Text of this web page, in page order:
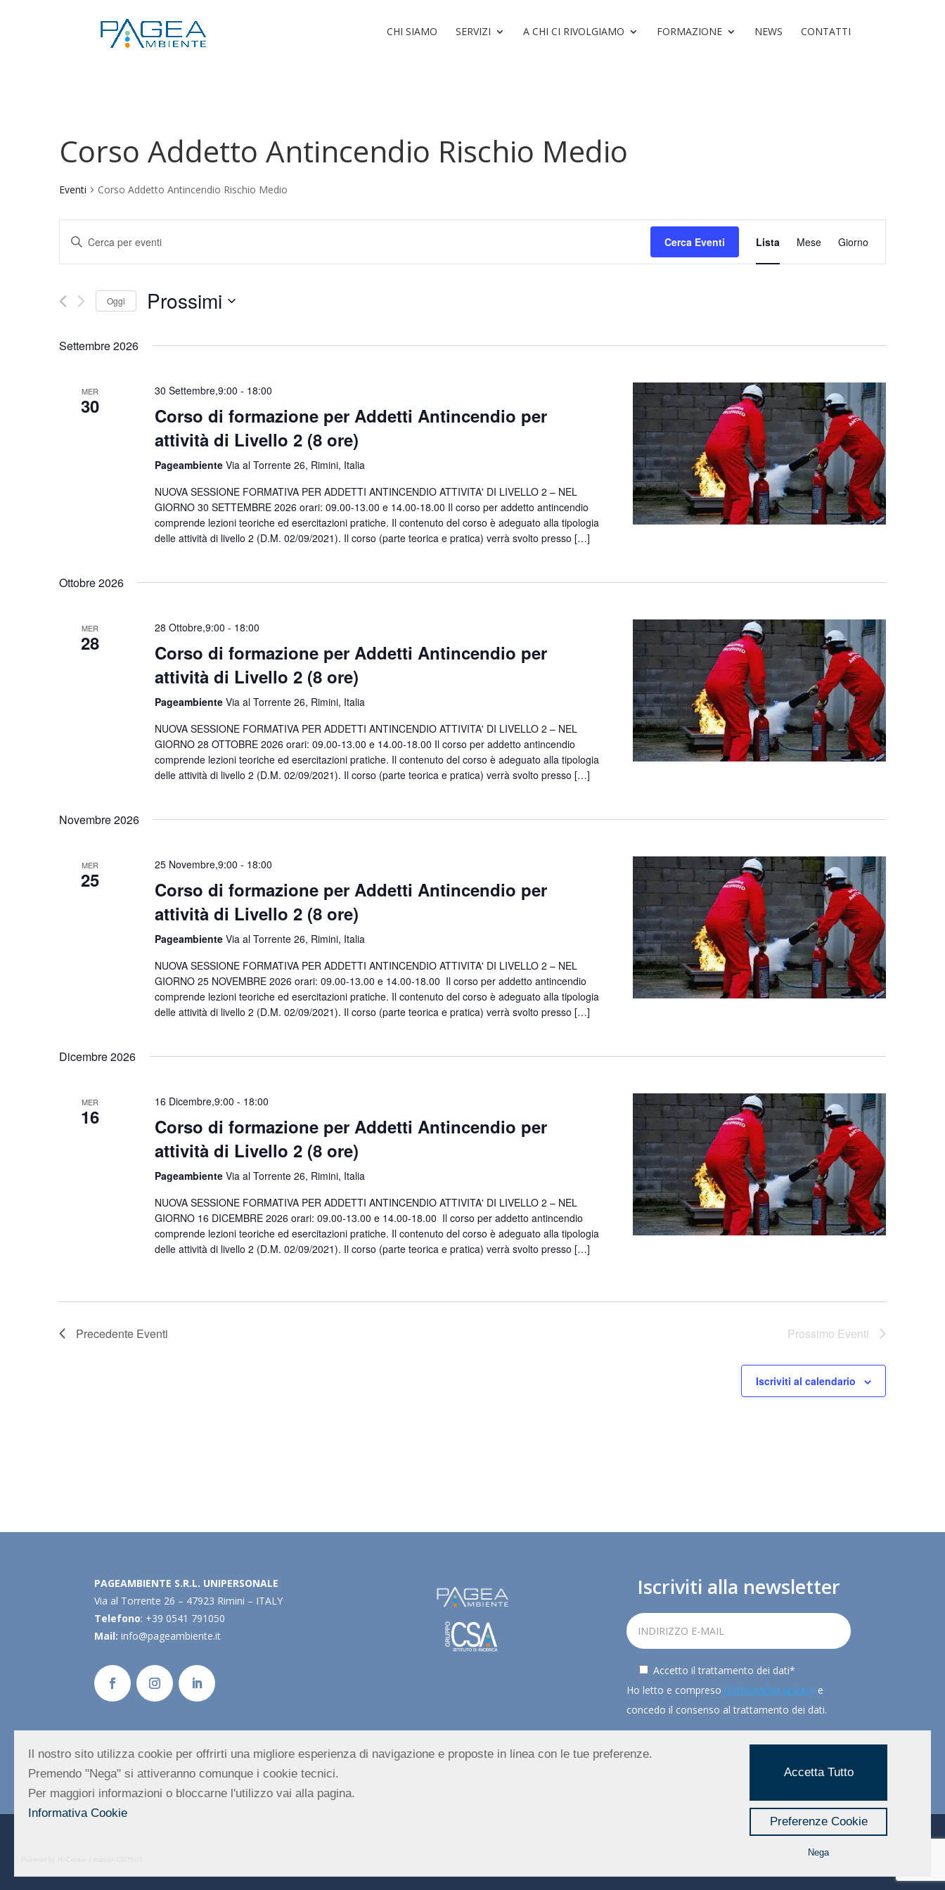
CHI SIAMO SERVIZI A CHI CI RIVOLGIAMO FORMAZIONE NEWS CONTATTI
Corso Addetto Antincendio Rischio Medio
Eventi Corso Addetto Antincendio Rischio Medio
Eventi
Ricerca
e
viste
Navigazione
Inserisci
Cerca
Parola
Cerca Eventi
Evento
Viste
Navigazione
Lista Mese Giorno
Oggi Prossimi
la
Settembre 2026
MER
30
30 Settembre,9:00 - 18:00
Corso di formazione per Addetti Antincendio per
attività di Livello 2 (8 ore)
Pageambiente Via al Torrente 26, Rimini, Italia
NUOVA SESSIONE FORMATIVA PER ADDETTI ANTINCENDIO ATTIVITA' DI LIVELLO 2 – NEL
GIORNO 30 SETTEMBRE 2026 orari: 09.00-13.00 e 14.00-18.00 Il corso per addetto antincendio
comprende lezioni teoriche ed esercitazioni pratiche. Il contenuto del corso è adeguato alla tipologia
delle attività di livello 2 (D.M. 02/09/2021). Il corso (parte teorica e pratica) verrà svolto presso […]
Ottobre 2026
MER
28
28 Ottobre,9:00 - 18:00
Corso di formazione per Addetti Antincendio per
attività di Livello 2 (8 ore)
Pageambiente Via al Torrente 26, Rimini, Italia
NUOVA SESSIONE FORMATIVA PER ADDETTI ANTINCENDIO ATTIVITA' DI LIVELLO 2 – NEL
GIORNO 28 OTTOBRE 2026 orari: 09.00-13.00 e 14.00-18.00 Il corso per addetto antincendio
comprende lezioni teoriche ed esercitazioni pratiche. Il contenuto del corso è adeguato alla tipologia
delle attività di livello 2 (D.M. 02/09/2021). Il corso (parte teorica e pratica) verrà svolto presso […]
Novembre 2026
MER
25
25 Novembre,9:00 - 18:00
Corso di formazione per Addetti Antincendio per
attività di Livello 2 (8 ore)
Pageambiente Via al Torrente 26, Rimini, Italia
NUOVA SESSIONE FORMATIVA PER ADDETTI ANTINCENDIO ATTIVITA' DI LIVELLO 2 – NEL
GIORNO 25 NOVEMBRE 2026 orari: 09.00-13.00 e 14.00-18.00 Il corso per addetto antincendio
comprende lezioni teoriche ed esercitazioni pratiche. Il contenuto del corso è adeguato alla tipologia
delle attività di livello 2 (D.M. 02/09/2021). Il corso (parte teorica e pratica) verrà svolto presso […]
Dicembre 2026
MER
16
16 Dicembre,9:00 - 18:00
Corso di formazione per Addetti Antincendio per
attività di Livello 2 (8 ore)
Pageambiente Via al Torrente 26, Rimini, Italia
NUOVA SESSIONE FORMATIVA PER ADDETTI ANTINCENDIO ATTIVITA' DI LIVELLO 2 – NEL
GIORNO 16 DICEMBRE 2026 orari: 09.00-13.00 e 14.00-18.00 Il corso per addetto antincendio
comprende lezioni teoriche ed esercitazioni pratiche. Il contenuto del corso è adeguato alla tipologia
delle attività di livello 2 (D.M. 02/09/2021). Il corso (parte teorica e pratica) verrà svolto presso […]
Precedente Eventi Prossimo Eventi
Iscriviti al calendario
PAGEAMBIENTE S.R.L. UNIPERSONALE
Via al Torrente 26 – 47923 Rimini – ITALY
Telefono: +39 0541 791050
Mail: info@pageambiente.it
Iscriviti alla newsletter
Accetto il trattamento dei dati*
Ho letto e compreso l'informativa privacye
concedo il consenso al trattamento dei dati.
Il nostro sito utilizza cookie per offrirti una migliore esperienza di navigazione e proposte in linea con le tue preferenze.
Premendo "Nega" si attiveranno comunque i cookie tecnici.
Per maggiori informazioni o bloccarne l'utilizzo vai alla pagina.
Informativa Cookie
Accetta Tutto
Preferenze Cookie
Nega